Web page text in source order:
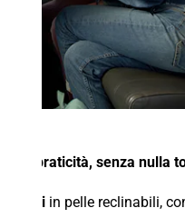
e praticità, senza nulla
sedili in pelle reclinabili,